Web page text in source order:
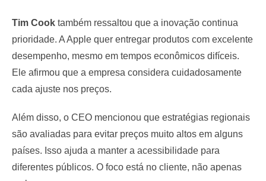
Tim Cook também ressaltou que a inovação continua
prioridade. A Apple quer entregar produtos com excelente
desempenho, mesmo em tempos econômicos difíceis.
Ele afirmou que a empresa considera cuidadosamente
cada ajuste nos preços.
Além disso, o CEO mencionou que estratégias regionais
são avaliadas para evitar preços muito altos em alguns
países. Isso ajuda a manter a acessibilidade para
diferentes públicos. O foco está no cliente, não apenas